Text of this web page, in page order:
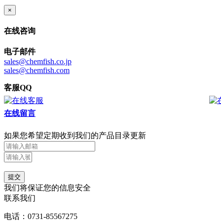
×
在线咨询
电子邮件
sales@chemfish.co.jp
sales@chemfish.com
客服QQ
在线留言
如果您希望定期收到我们的产品目录更新
提交
我们将保证您的信息安全
联系我们
电话：0731-85567275